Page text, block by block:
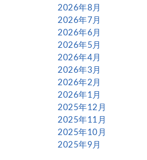
2026年8月
2026年7月
2026年6月
2026年5月
2026年4月
2026年3月
2026年2月
2026年1月
2025年12月
2025年11月
2025年10月
2025年9月